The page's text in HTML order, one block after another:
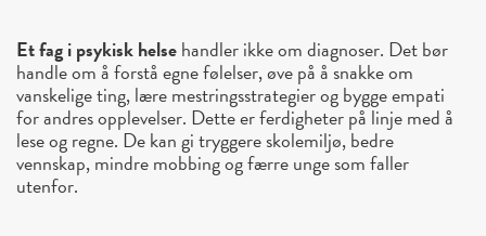
Et fag i psykisk helsehandler ikke om diagnoser. Det bør
handle om å forstå egne følelser, øve på å snakke om
vanskelige ting, lære mestringsstrategier og bygge empati
for andres opplevelser. Dette er ferdigheter på linje med å
lese og regne. De kan gi tryggere skolemiljø, bedre
vennskap, mindre mobbing og færre unge som faller
utenfor.